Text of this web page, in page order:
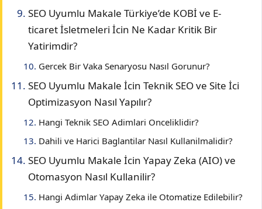
SEO Uyumlu Makale Türkiye’de KOBİ ve E-
ticaret İsletmeleri İcin Ne Kadar Kritik Bir
Yatirimdir?
Gercek Bir Vaka Senaryosu Nasıl Gorunur?
SEO Uyumlu Makale İcin Teknik SEO ve Site İci
Optimizasyon Nasıl Yapılır?
Hangi Teknik SEO Adimlari Onceliklidir?
Dahili ve Harici Baglantilar Nasıl Kullanilmalidir?
SEO Uyumlu Makale İcin Yapay Zeka (AIO) ve
Otomasyon Nasıl Kullanilir?
Hangi Adimlar Yapay Zeka ile Otomatize Edilebilir?